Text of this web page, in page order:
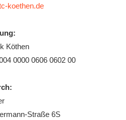
koethen.de
Köthen
0000 0606 0602 00
Straße 6S